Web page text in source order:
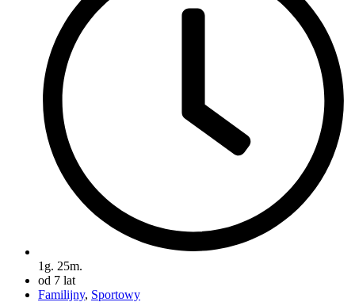
1g. 25m.
od 7 lat
Familijny, Sportowy